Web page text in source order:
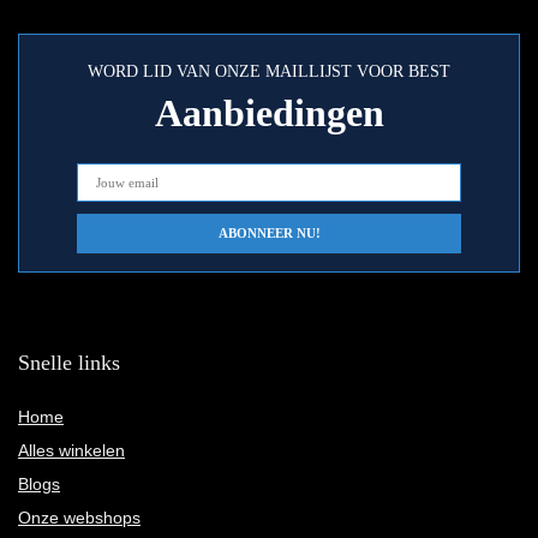
WORD LID VAN ONZE MAILLIJST VOOR BEST
Aanbiedingen
Snelle links
Home
Alles winkelen
Blogs
Onze webshops